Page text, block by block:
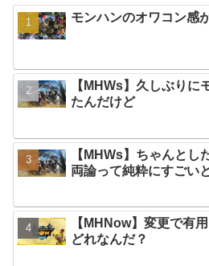
モンハンのオワコン感
【MHWs】久しぶりに
たんだけど
【MHWs】ちゃんとし
両論って純粋にすごい
【MHNow】変更で有
どれなんだ？